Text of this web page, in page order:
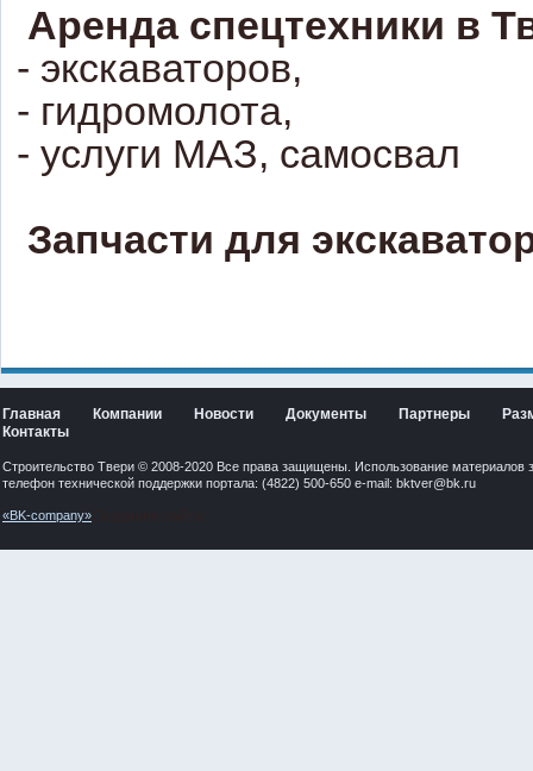
Аренда спецтехники в
- экскаваторов,
- гидромолота,
- услуги МАЗ, самосвал
Запчасти для
Главная Компании Новости Документы Партнеры
Контакты
Строительство Твери © 2008-2020 Все права защищены. Использование материалов
телефон технической поддержки портала: (4822) 500-650 e-mail: bktver@bk.ru
«BK-company»